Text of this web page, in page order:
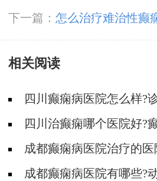
下一篇： 怎么治疗难治性癫
相关阅读
四川癫痫病医院怎么样?
据有哪些?
四川治癫痫哪个医院好?
据?成都癫痫病医院治疗的医
如何预防发作
成都癫痫病医院有哪些?